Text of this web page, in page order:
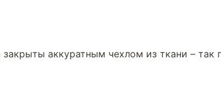
аккуратным чехлом из ткани –